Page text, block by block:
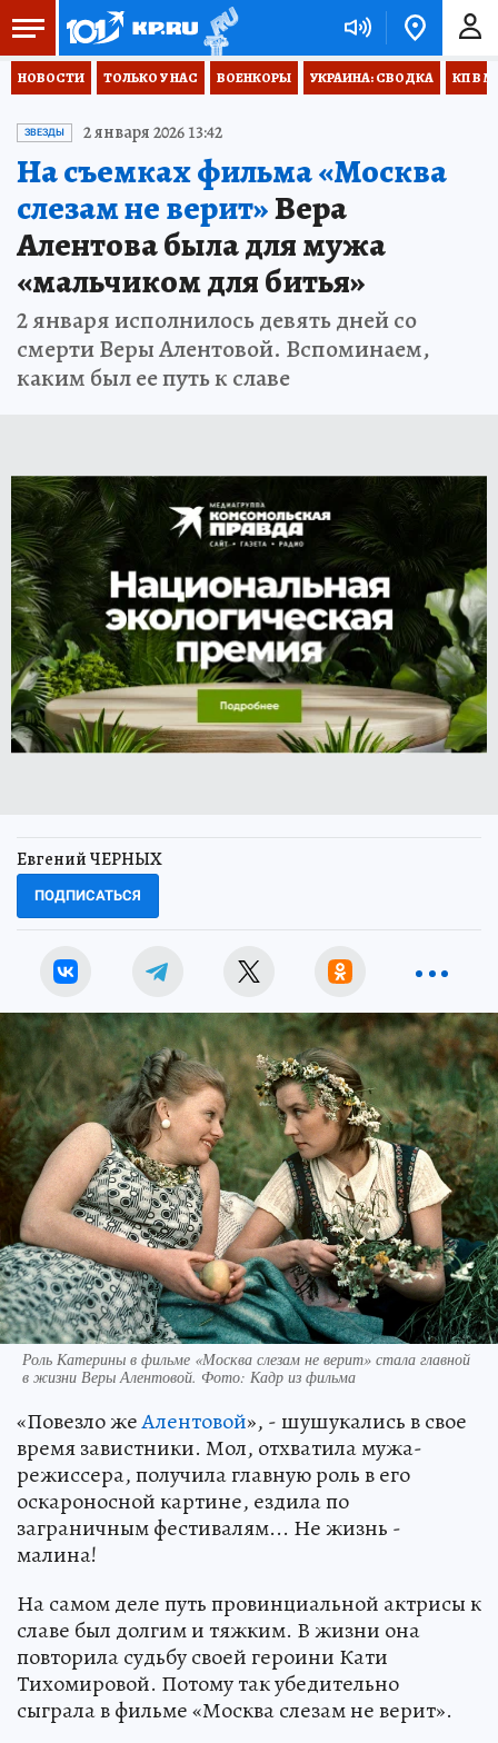
НОВОСТИ ТОЛЬКО У НАС ВОЕНКОРЫ УКРАИНА: СВОДКА КП В
ЗВЕЗДЫ 2 января 2026 13:42
На съемках фильма «Москва
слезам не верит»Вера
Алентова была для мужа
«мальчиком для битья»
2 января исполнилось девять дней со
смерти Веры Алентовой. Вспоминаем,
каким был ее путь к славе
Евгений ЧЕРНЫХ
ПОДПИСАТЬСЯ
Роль Катерины в фильме «Москва слезам не верит» стала главной
в жизни Веры Алентовой. Фото: Кадр из фильма
«Повезло жеАлентовой», - шушукались в свое
время завистники. Мол, отхватила мужа-
режиссера, получила главную роль в его
оскароносной картине, ездила по
заграничным фестивалям... Не жизнь -
малина!
На самом деле путь провинциальной актрисы к
славе был долгим и тяжким. В жизни она
повторила судьбу своей героини Кати
Тихомировой. Потому так убедительно
сыграла в фильме «Москва слезам не верит».